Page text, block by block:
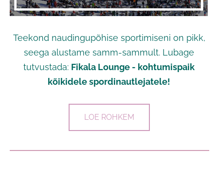
Teekond naudingupõhise sportimiseni on pikk,
seega alustame samm-sammult. Lubage
tutvustada: Fikala Lounge - kohtumispaik
kõikidele spordinautlejatele!
LOE ROHKEM